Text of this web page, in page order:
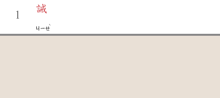
1
誡
ㄐㄧㄝ
ˋ